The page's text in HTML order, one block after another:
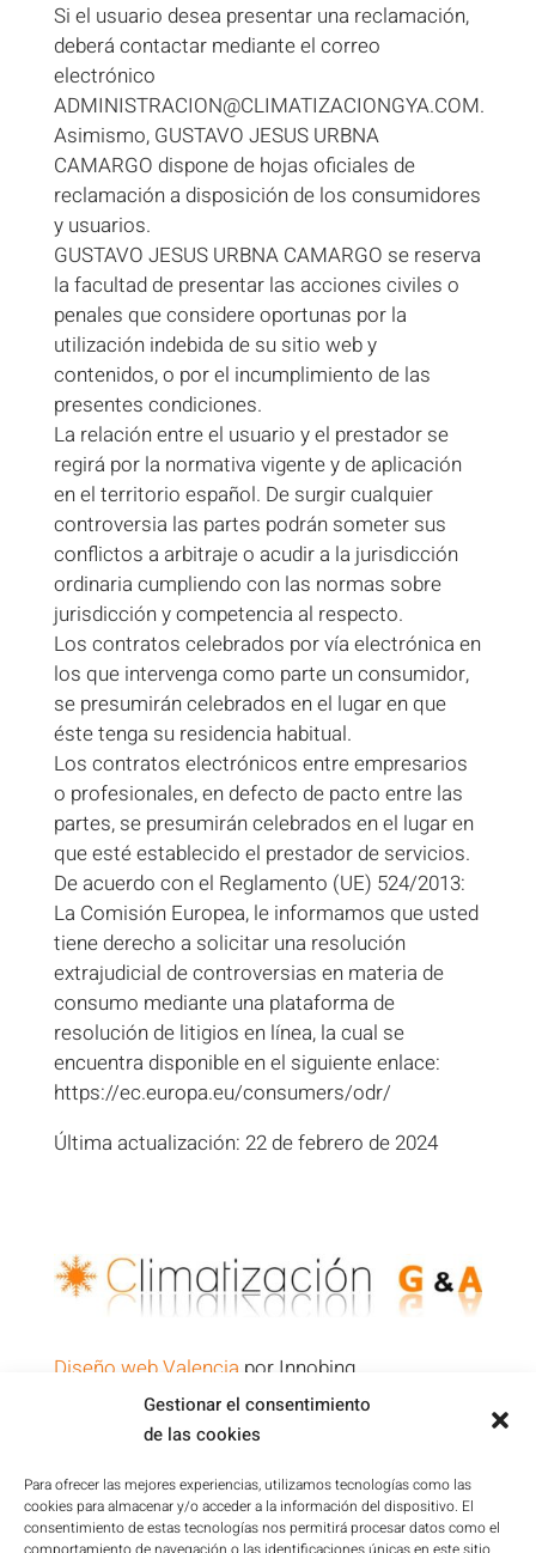
Gestionar el consentimiento
de las cookies
Para ofrecer las mejores experiencias, utilizamos tecnologías como las
cookies para almacenar y/o acceder a la información del dispositivo. El
consentimiento de estas tecnologías nos permitirá procesar datos como el
Si el usuario desea presentar una reclamación,
deberá contactar mediante el correo
electrónico
ADMINISTRACION@CLIMATIZACIONGYA.COM.
Asimismo, GUSTAVO JESUS URBNA
CAMARGO dispone de hojas oficiales de
reclamación a disposición de los consumidores
y usuarios.
GUSTAVO JESUS URBNA CAMARGO se reserva
la facultad de presentar las acciones civiles o
penales que considere oportunas por la
utilización indebida de su sitio web y
contenidos, o por el incumplimiento de las
presentes condiciones.
La relación entre el usuario y el prestador se
regirá por la normativa vigente y de aplicación
en el territorio español. De surgir cualquier
controversia las partes podrán someter sus
conflictos a arbitraje o acudir a la jurisdicción
ordinaria cumpliendo con las normas sobre
jurisdicción y competencia al respecto.
Los contratos celebrados por vía electrónica en
los que intervenga como parte un consumidor,
se presumirán celebrados en el lugar en que
éste tenga su residencia habitual.
Los contratos electrónicos entre empresarios
o profesionales, en defecto de pacto entre las
partes, se presumirán celebrados en el lugar en
que esté establecido el prestador de servicios.
De acuerdo con el Reglamento (UE) 524/2013:
La Comisión Europea, le informamos que usted
tiene derecho a solicitar una resolución
extrajudicial de controversias en materia de
consumo mediante una plataforma de
resolución de litigios en línea, la cual se
encuentra disponible en el siguiente enlace:
https://ec.europa.eu/consumers/odr/
Última actualización: 22 de febrero de 2024
Diseño web Valencia por Innobing
Aviso Legal
Condiciones de la Plataforma